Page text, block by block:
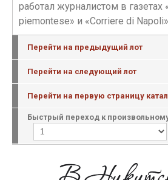
работал журналистом в газетах
piemontese» и «Corriere di
Перейти на предыдущий лот
Перейти на следующий лот
Перейти на первую страницу
Быстрый переход к